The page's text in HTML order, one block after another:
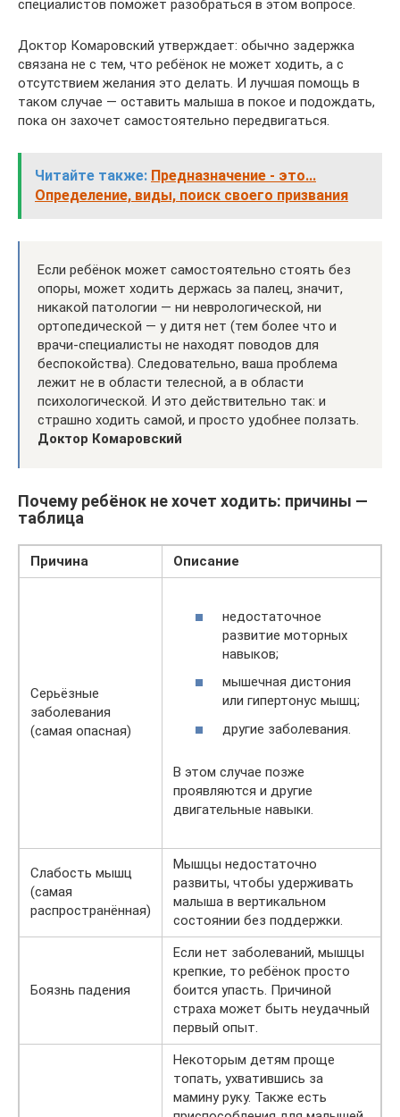
специалистов поможет разобраться в этом вопросе.
Доктор Комаровский утверждает: обычно задержка
связана не с тем, что ребёнок не может ходить, а с
отсутствием желания это делать. И лучшая помощь в
таком случае — оставить малыша в покое и подождать,
пока он захочет самостоятельно передвигаться.
Читайте также: Предназначение - это...
Определение, виды, поиск своего призвания
Если ребёнок может самостоятельно стоять без
опоры, может ходить держась за палец, значит,
никакой патологии — ни неврологической, ни
ортопедической — у дитя нет (тем более что и
врачи-специалисты не находят поводов для
беспокойства). Следовательно, ваша проблема
лежит не в области телесной, а в области
психологической. И это действительно так: и
страшно ходить самой, и просто удобнее ползать.
Доктор Комаровский
Почему ребёнок не хочет ходить: причины —
таблица
Причина Описание
Серьёзные
заболевания
(самая опасная)
недостаточное
развитие моторных
навыков;
мышечная дистония
или гипертонус мышц;
другие заболевания.
В этом случае позже
проявляются и другие
двигательные навыки.
Слабость мышц
(самая
распространённая)
Мышцы недостаточно
развиты, чтобы удерживать
малыша в вертикальном
состоянии без поддержки.
Боязнь падения
Если нет заболеваний, мышцы
крепкие, то ребёнок просто
боится упасть. Причиной
страха может быть неудачный
первый опыт.
Некоторым детям проще
топать, ухватившись за
мамину руку. Также есть